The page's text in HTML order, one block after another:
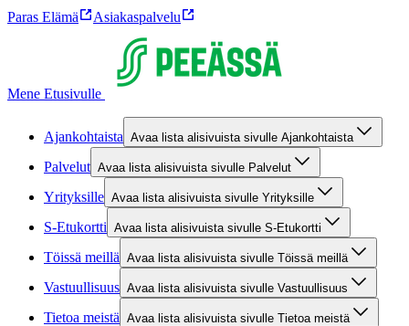
Paras Elämä Asiakaspalvelu
Mene Etusivulle
Ajankohtaista Avaa lista alisivuista sivulle Ajankohtaista
Palvelut Avaa lista alisivuista sivulle Palvelut
Yrityksille Avaa lista alisivuista sivulle Yrityksille
S-Etukortti Avaa lista alisivuista sivulle S-Etukortti
Töissä meillä Avaa lista alisivuista sivulle Töissä meillä
Vastuullisuus Avaa lista alisivuista sivulle Vastuullisuus
Tietoa meistä Avaa lista alisivuista sivulle Tietoa meistä